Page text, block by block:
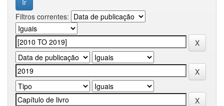
Filtros correntes: